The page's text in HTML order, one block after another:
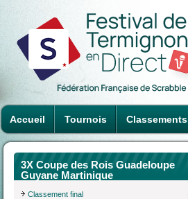
Accueil Tournois Classements
3X Coupe des Rois Guadeloupe
Guyane Martinique
Classement final